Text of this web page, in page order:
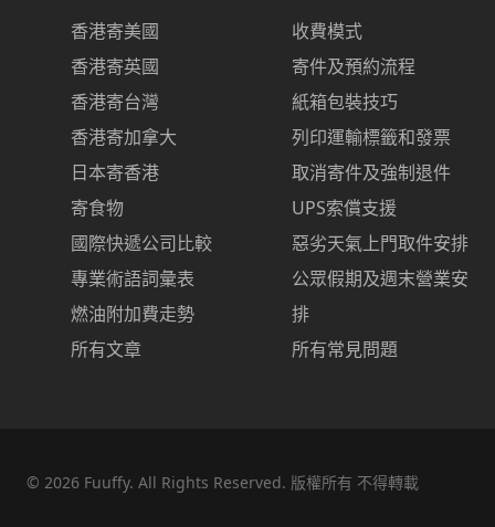
香港寄美國
香港寄英國
香港寄台灣
香港寄加拿大
日本寄香港
寄食物
國際快遞公司比較
專業術語詞彙表
燃油附加費走勢
所有文章
收費模式
寄件及預約流程
紙箱包裝技巧
列印運輸標籤和發票
取消寄件及強制退件
UPS索償支援
惡劣天氣上門取件安排
公眾假期及週末營業安
排
所有常見問題
© 2026 Fuuffy. All Rights Reserved. 版權所有 不得轉載